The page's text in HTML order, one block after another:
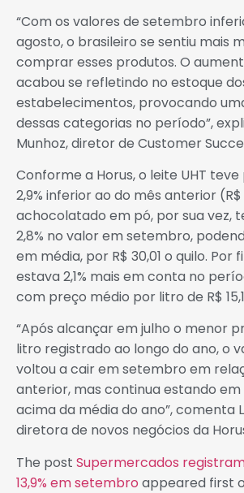
“Com os valores de setembro
agosto, o brasileiro se sentiu mais
comprar esses produtos. O
acabou se refletindo no estoque
estabelecimentos, provocando
dessas categorias no período”,
Munhoz, diretor de Customer
Conforme a Horus, o leite UHT
2,9% inferior ao do mês anterior (R$
achocolatado em pó, por sua vez,
2,8% no valor em setembro,
em média, por R$ 30,01 o quilo. Por
estava 2,1% mais em conta no
com preço médio por litro de R$
“Após alcançar em julho o menor
litro registrado ao longo do ano, o
voltou a cair em setembro em
anterior, mas continua estando
acima da média do ano”, comenta
diretora de novos negócios da
The post Supermercados
13,9% em setembro appeared first